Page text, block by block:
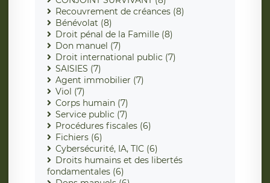
Recouvrement de créances (8)
Bénévolat (8)
Droit pénal de la Famille (8)
Don manuel (7)
Droit international public (7)
SAISIES (7)
Agent immobilier (7)
Viol (7)
Corps humain (7)
Service public (7)
Procédures fiscales (6)
Fichiers (6)
Cybersécurité, IA, TIC (6)
Droits humains et des libertés
fondamentales (6)